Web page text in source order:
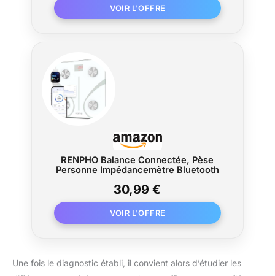
RENPHO Balance Connectée, Pèse
Personne Impédancemètre Bluetooth
30,99 €
Une fois le diagnostic établi, il convient alors d’étudier les